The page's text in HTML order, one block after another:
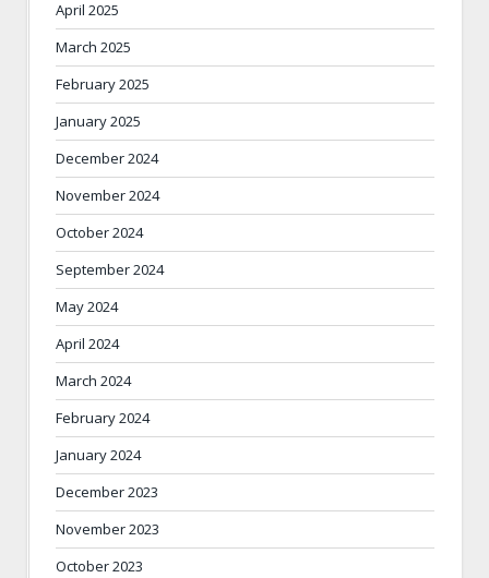
April 2025
March 2025
February 2025
January 2025
December 2024
November 2024
October 2024
September 2024
May 2024
April 2024
March 2024
February 2024
January 2024
December 2023
November 2023
October 2023